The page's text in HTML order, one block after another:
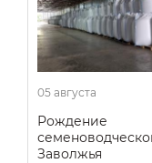
05 августа
Рождение
Заволжья